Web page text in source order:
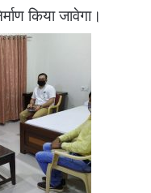
किया जावेगा।